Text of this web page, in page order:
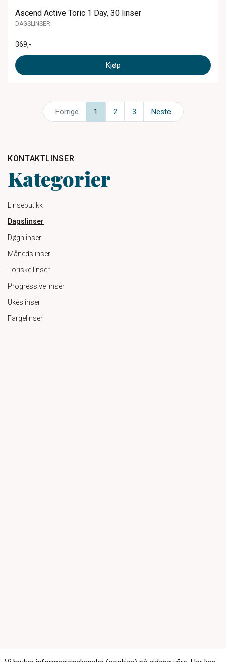
KONTAKTLINSER
Kategorier
Linsebutikk
Dagslinser
Døgnlinser
Månedslinser
Toriske linser
Progressive linser
Ukeslinser
Fargelinser
Ascend Active Toric 1 Day, 30 linser
DAGSLINSER
369,-
Kjøp
Forrige 1 2 3 Neste